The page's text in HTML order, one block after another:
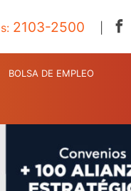
2103-2500
BOLSA DE EMPLEO